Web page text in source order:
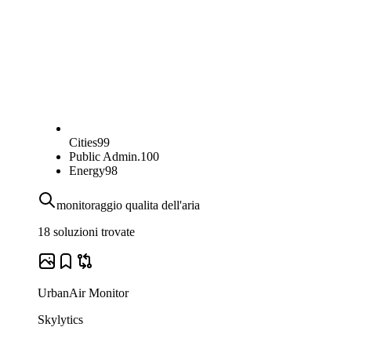
Cities99
Public Admin.100
Energy98
monitoraggio qualita dell'aria
18 soluzioni trovate
UrbanAir Monitor
Skylytics